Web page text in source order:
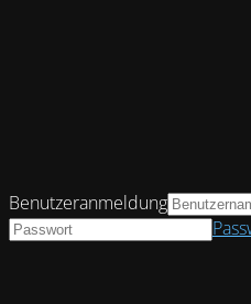
Benutzeranmeldung